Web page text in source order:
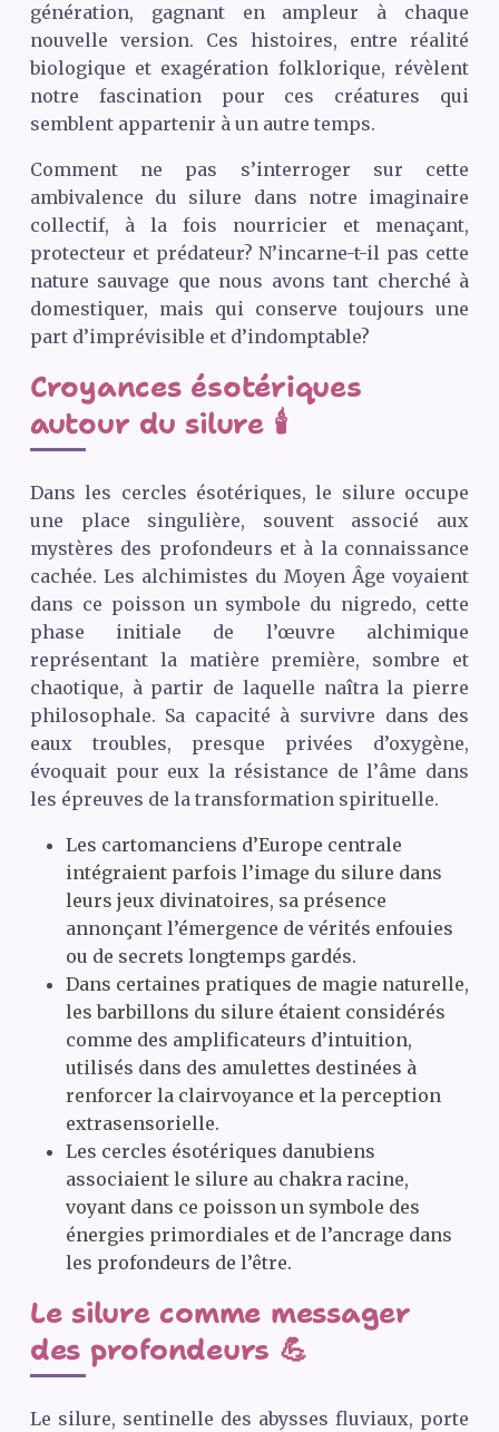
génération, gagnant en ampleur à chaque
nouvelle version. Ces histoires, entre réalité
biologique et exagération folklorique, révèlent
notre fascination pour ces créatures qui
semblent appartenir à un autre temps.
Comment ne pas s’interroger sur cette
ambivalence du silure dans notre imaginaire
collectif, à la fois nourricier et menaçant,
protecteur et prédateur? N’incarne-t-il pas cette
nature sauvage que nous avons tant cherché à
domestiquer, mais qui conserve toujours une
part d’imprévisible et d’indomptable?
Croyances ésotériques
autour du silure 🕯️
Dans les cercles ésotériques, le silure occupe
une place singulière, souvent associé aux
mystères des profondeurs et à la connaissance
cachée. Les alchimistes du Moyen Âge voyaient
dans ce poisson un symbole du nigredo, cette
phase initiale de l’œuvre alchimique
représentant la matière première, sombre et
chaotique, à partir de laquelle naîtra la pierre
philosophale. Sa capacité à survivre dans des
eaux troubles, presque privées d’oxygène,
évoquait pour eux la résistance de l’âme dans
les épreuves de la transformation spirituelle.
Les cartomanciens d’Europe centrale
intégraient parfois l’image du silure dans
leurs jeux divinatoires, sa présence
annonçant l’émergence de vérités enfouies
ou de secrets longtemps gardés.
Dans certaines pratiques de magie naturelle,
les barbillons du silure étaient considérés
comme des amplificateurs d’intuition,
utilisés dans des amulettes destinées à
renforcer la clairvoyance et la perception
extrasensorielle.
Les cercles ésotériques danubiens
associaient le silure au chakra racine,
voyant dans ce poisson un symbole des
énergies primordiales et de l’ancrage dans
les profondeurs de l’être.
Le silure comme messager
des profondeurs 💪
Le silure, sentinelle des abysses fluviaux, porte